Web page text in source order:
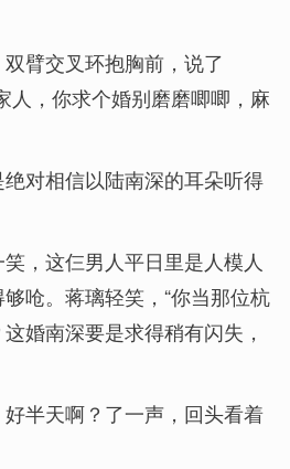
臂交叉环抱胸前，说了
人，你求个婚别磨磨唧唧，麻
对相信以陆南深的耳朵听得
，这仨男人平日里是人模人
呛。蒋璃轻笑，“你当那位杭
婚南深要是求得稍有闪失，
半天啊？了一声，回头看着